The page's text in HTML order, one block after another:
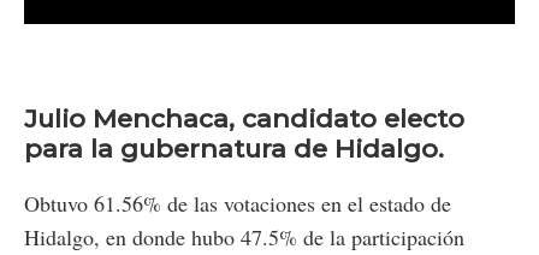
Julio Menchaca, candidato electo
para la gubernatura de Hidalgo.
Obtuvo 61.56% de las votaciones en el estado de
Hidalgo, en donde hubo 47.5% de la participación